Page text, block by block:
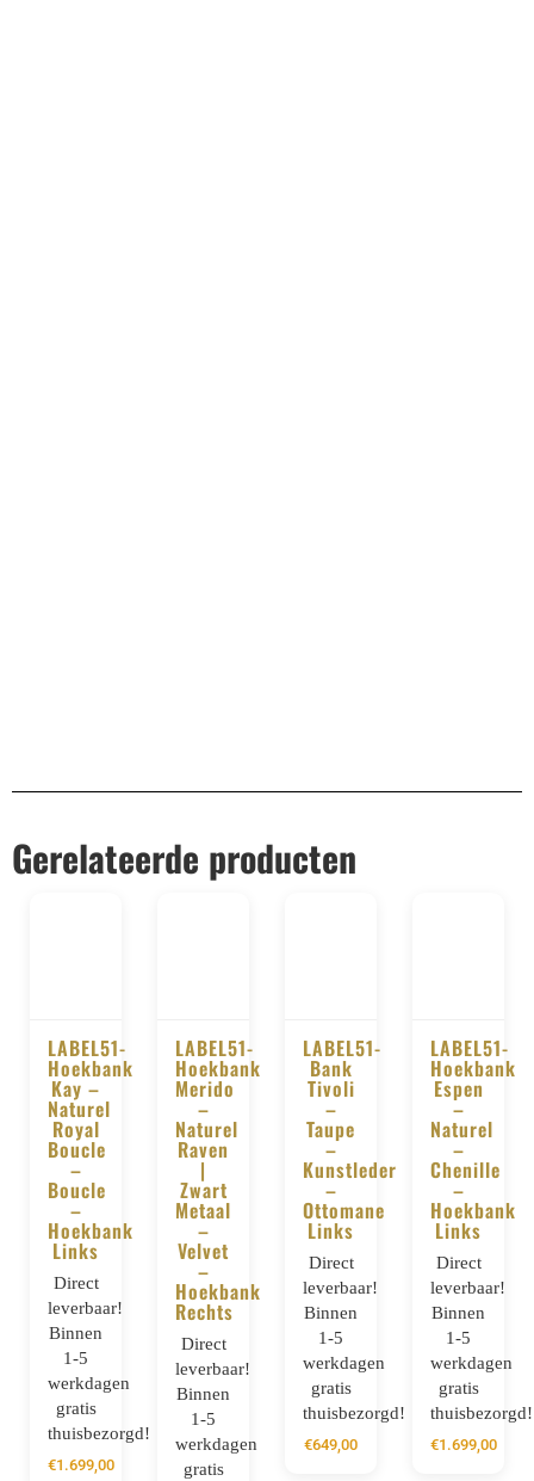
Gerelateerde producten
BESTELLEN
LABEL51-
Hoekbank
Kay –
Naturel
Royal
Boucle
–
Boucle
–
Hoekbank
Links
Direct
leverbaar!
Binnen
1-5
werkdagen
gratis
thuisbezorgd!
€1.699,00
BESTELLEN
LABEL51-
Hoekbank
Merido
–
Naturel
Raven
|
Zwart
Metaal
–
Velvet
–
Hoekbank
Rechts
Direct
leverbaar!
Binnen
1-5
werkdagen
gratis
BESTELLEN
LABEL51-
Bank
Tivoli
–
Taupe
–
Kunstleder
–
Ottomane
Links
Direct
leverbaar!
Binnen
1-5
werkdagen
gratis
thuisbezorgd!
€649,00
BESTELLEN
LABEL51-
Hoekbank
Espen
–
Naturel
–
Chenille
–
Hoekbank
Links
Direct
leverbaar!
Binnen
1-5
werkdagen
gratis
thuisbezorgd!
€1.699,00